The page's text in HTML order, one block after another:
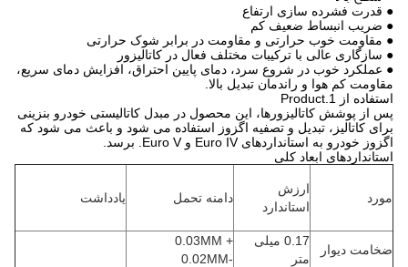
● قدرت فشرده سازی ارتفاع
● ضریب انبساط ضعیف کم
● مقاومت خوب حرارتی و مقاومت در برابر شوک حرارتی
● سازگاری عالی با ترکیبات مختلف فعال در کاتالیزور
● عملکرد خوب در شروع سرد، دمای پایین احتراق، افزایش دمای سریع،
مقاومت کم هوا و راندمان تبدیل بالا.
استفاده از 1.Product
پس از پوشش کاتالیزورها، این محصول در مبدل کاتالیستی خودرو بنزینی
برای کاتالیز، تبدیل و تصفیه اگزوز استفاده می شود و باعث می شود که
اگزوز خودرو به استانداردهای Euro IV و Euro V. برسد.
استانداردهای ابعاد کلی
مورد
ارزش
استاندارد
دامنه تحمل یادداشت
ضخامت دیوار
0.17 میلی
متر
+ 0.03MM